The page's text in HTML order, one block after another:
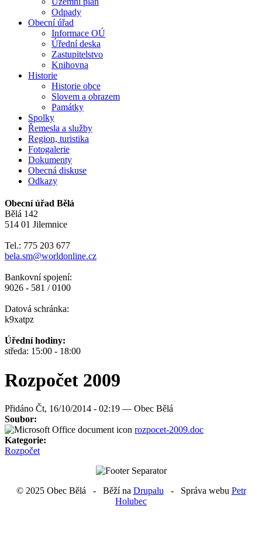
Odpady
Obecní úřad
Informace OÚ
Úřední deska
Zastupitelstvo
Knihovna
Historie
Historie obce
Slovem a obrazem
Památky
Spolky
Řemesla a služby
Region, turistika
Fotogalerie
Dokumenty
Obecná diskuse
Odkazy
Obecní úřad Bělá
Bělá 142
514 01 Jilemnice
Tel.: 775 203 677
bela.sm@worldonline.cz
Bankovní spojení:
9026 - 581 / 0100
Datová schránka:
k9xatpz
Úřední hodiny:
středa: 15:00 - 18:00
Rozpočet 2009
Přidáno Čt, 16/10/2014 - 02:19 — Obec Bělá
Soubor:
rozpocet-2009.doc
Kategorie:
Rozpočet
© 2025 Obec Bělá - Běží na Drupalu - Správa webu Petr
Holubec